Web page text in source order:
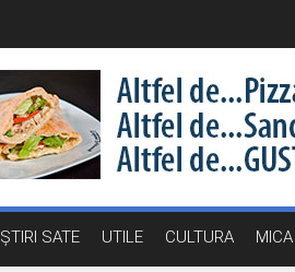
ȘTIRI SATE UTILE CULTURA